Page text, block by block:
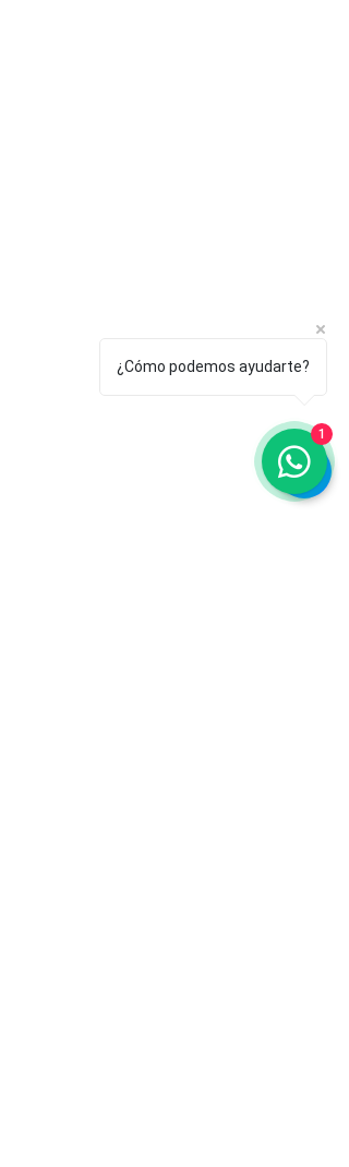
¿Cómo podemos ayudarte?
1